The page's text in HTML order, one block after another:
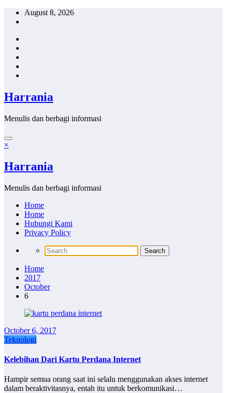
Skip
August 8, 2026
Harrania
Menulis dan berbagi informasi
×
Harrania
Menulis dan berbagi informasi
Home
Home
Hubungi Kami
Privacy Policy
Home
2017
October
6
October 6, 2017
Teknologi
Kelebihan Dari Kartu Perdana Internet
Hampir semua orang saat ini selalu menggunakan akses internet
dalam beraktivitasnya, entah itu untuk berkomunikasi…